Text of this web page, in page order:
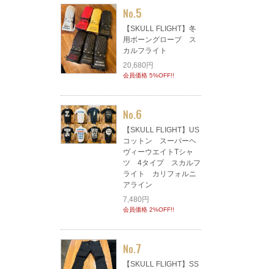
No.5
【SKULL FLIGHT】冬
用ボーングローブ ス
カルフライト
20,680円
会員価格 5%OFF!!
No.6
【SKULL FLIGHT】US
コットン スーパーヘ
ヴィーウエイトTシャ
ツ 4タイプ スカルフ
ライト カリフォルニ
アライン
7,480円
会員価格 2%OFF!!
No.7
【SKULL FLIGHT】SS